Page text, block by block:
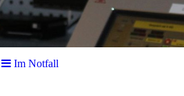
Im Notfall